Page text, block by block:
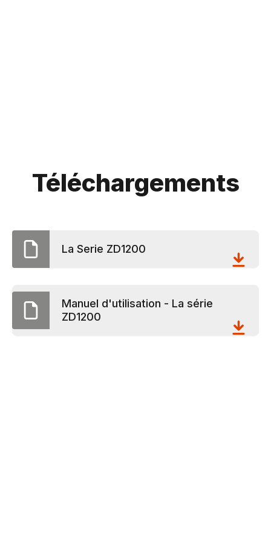
Téléchargements
La Serie ZD1200
Manuel d'utilisation - La série
ZD1200